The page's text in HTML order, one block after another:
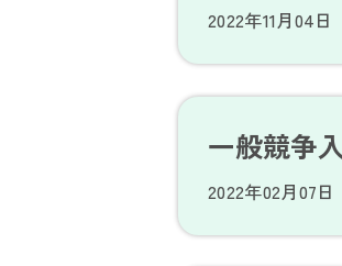
2022年11月04日
一般競争
2022年02月07日